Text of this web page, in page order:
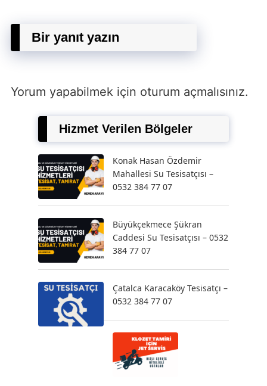
Bir yanıt yazın
Yorum yapabilmek için oturum açmalısınız.
Hizmet Verilen Bölgeler
Konak Hasan Özdemir
Mahallesi Su Tesisatçısı –
0532 384 77 07
Büyükçekmece Şükran
Caddesi Su Tesisatçısı – 0532
384 77 07
Çatalca Karacaköy Tesisatçı –
0532 384 77 07